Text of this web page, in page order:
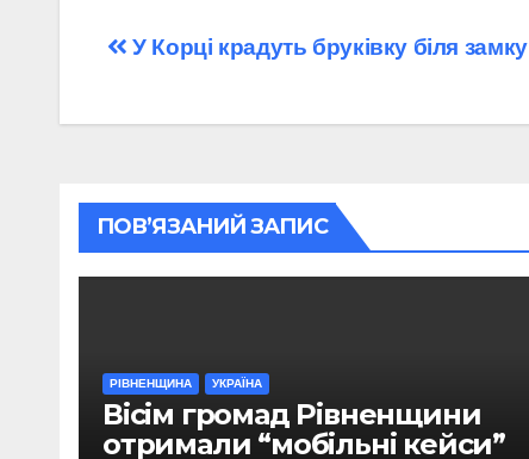
Навігація
У Корці крадуть бруківку біля замку
ПОВ’ЯЗАНИЙ ЗАПИС
РІВНЕНЩИНА УКРАЇНА
Вісім громад Рівненщини
отримали “мобільні кейси”